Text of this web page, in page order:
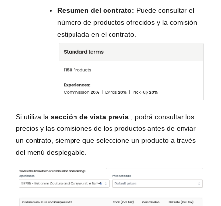
Resumen del contrato: Puede consultar el
número de productos ofrecidos y la comisión
estipulada en el contrato.
Si utiliza la sección de vista previa , podrá consultar los
precios y las comisiones de los productos antes de enviar
un contrato, siempre que seleccione un producto a través
del menú desplegable.